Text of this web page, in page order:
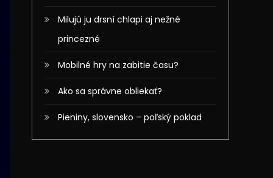
Milujú ju drsní chlapi aj nežné
princezné
Mobilné hry na zabitie času?
Ako sa správne obliekať?
Pieniny, slovensko – poľský poklad